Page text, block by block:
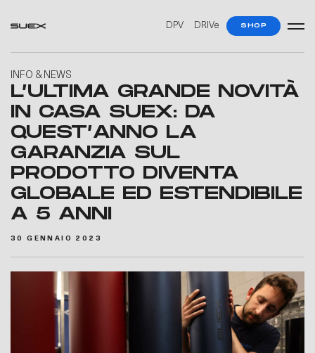
DPV DRIVe SHOP
INFO & NEWS
L’ULTIMA GRANDE NOVITÀ
IN CASA SUEX: DA
QUEST’ANNO LA
GARANZIA SUL
PRODOTTO DIVENTA
GLOBALE ED ESTENDIBILE
A 5 ANNI
30 GENNAIO 2023